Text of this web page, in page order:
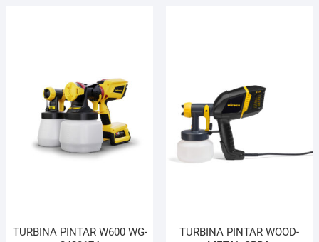
TURBINA PINTAR W600 WG-
TURBINA PINTAR WOOD-